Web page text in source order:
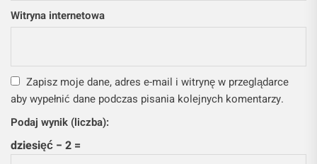
Witryna internetowa
Zapisz moje dane, adres e-mail i witrynę w przeglądarce
aby wypełnić dane podczas pisania kolejnych komentarzy.
Podaj wynik (liczba):
dziesięć − 2 =